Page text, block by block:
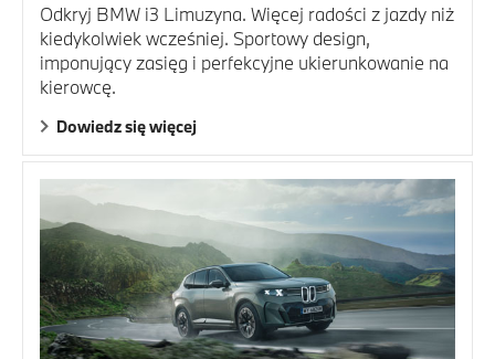
Odkryj BMW i3 Limuzyna. Więcej radości z jazdy niż
kiedykolwiek wcześniej. Sportowy design,
imponujący zasięg i perfekcyjne ukierunkowanie na
kierowcę.
Dowiedz się więcej